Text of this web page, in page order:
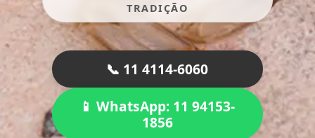
TRADIÇÃO
📞 11 4114-6060
📱 WhatsApp: 11 94153-
1856